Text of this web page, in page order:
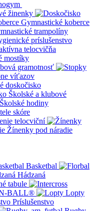
žinenky
Gymnastické koberce
trampolíny
príslušenstvo
telocvičňa
mostíky
gramotnosť
víťazov
doskočisko
Školské a klubové
Školské hodiny
skóre
telocviční
Žínenky pod náradie
Basketbal
Hádzaná
tabule
BALL®
Lopty
Príslušenstvo